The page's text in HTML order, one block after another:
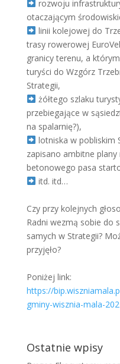
rozwoju
otaczającym
linii kolejowej do
trasy rowerowej
granicy terenu, a
turyści do Wzgórz
Strategii,
żółtego szlaku
przebiegające w
na spalarnię?),
lotniska w pobliskim
zapisano ambitne
betonowego pasa
itd. itd…
Czy przy kolejnych
Radni wezmą sobie do
samych w Strategii?
przyjęło?
Poniżej link:
https://
gminy-wisznia-mala-
Ostatnie wpisy